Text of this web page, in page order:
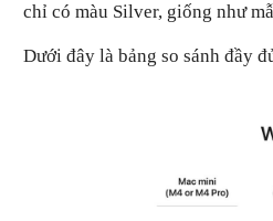
chỉ có màu Silver, giống như
Dưới đây là bảng so sánh đầy